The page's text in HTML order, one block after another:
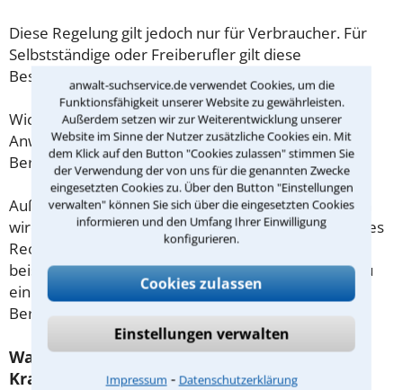
anwalt-suchservice.de verwendet Cookies, um die
Funktionsfähigkeit unserer Website zu gewährleisten.
Außerdem setzen wir zur Weiterentwicklung unserer
Website im Sinne der Nutzer zusätzliche Cookies ein. Mit
dem Klick auf den Button "Cookies zulassen" stimmen Sie
der Verwendung der von uns für die genannten Zwecke
eingesetzten Cookies zu. Über den Button "Einstellungen
verwalten" können Sie sich über die eingesetzten Cookies
informieren und den Umfang Ihrer Einwilligung
konfigurieren.
Cookies zulassen
Einstellungen verwalten
Impressum ⁃ Datenschutzerklärung
Diese Regelung gilt jedoch nur für Verbraucher. Für
Selbstständige oder Freiberufler gilt diese
Beschränkung nicht.
Wichtig daher: Klären Sie die Kostenfrage mit Ihrem
Anwalt aus Euskirchen schon zu Beginn der ersten
Beratung.
Außerdem gut zu wissen: Gemäß § 34 Absatz 2 RVG
wird die Beratungsgebühr auf weitere Tätigkeiten des
Rechtsanwalts angerechnet. Sollte es also
beispielsweise aufgrund des Beratungsgesprächs zu
einem Prozess kommen, so kann der Anwalt diese
Beratungsgebühr nicht mehr abrechnen.
Was tun wenn ich mir keinen Anwalt für
Krankentagegeldversicherung leisten kann?